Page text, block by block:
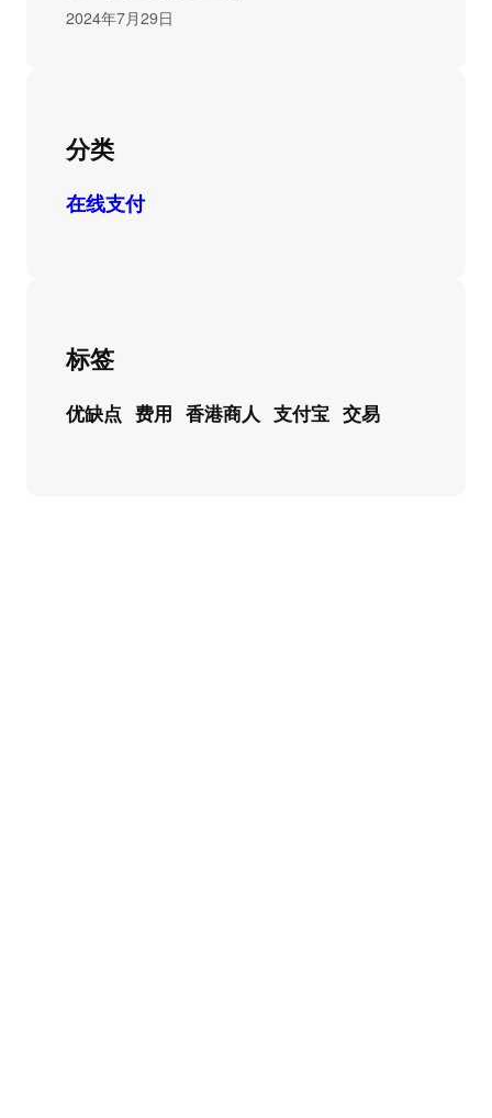
2024年7月29日
分类
在线支付
标签
优缺点 费用 香港商人 支付宝 交易